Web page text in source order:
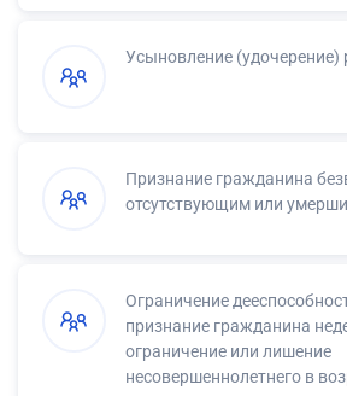
Усыновление (удочерение)
Признание гражданина
отсутствующим или
Ограничение
признание гражданина
ограничение или лишение
несовершеннолетнего в